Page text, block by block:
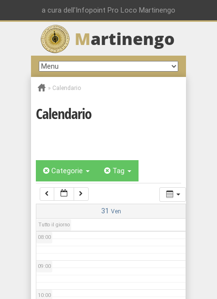
a cura dell'Infopoint Pro Loco Martinengo
Martinengo
» Calendario
Calendario
Categorie Tag
31 Ven
Tutto il giorno
01:00
02:00
03:00
04:00
08:00
09:00
10:00